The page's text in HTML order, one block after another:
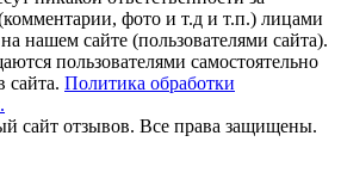
фото и т.д и т.п.) лицами
нашем сайте (пользователями сайта).
пользователями самостоятельно
сайта. Политика обработки
сайт отзывов. Все права защищены.